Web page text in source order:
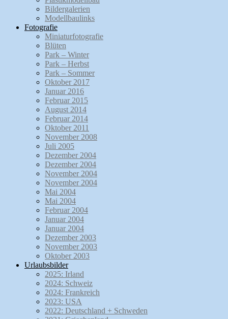
Bildergalerien
Modellbaulinks
Fotografie
Miniaturfotografie
Blüten
Park – Winter
Park – Herbst
Park – Sommer
Oktober 2017
Januar 2016
Februar 2015
August 2014
Februar 2014
Oktober 2011
November 2008
Juli 2005
Dezember 2004
Dezember 2004
November 2004
November 2004
Mai 2004
Mai 2004
Februar 2004
Januar 2004
Januar 2004
Dezember 2003
November 2003
Oktober 2003
Urlaubsbilder
2025: Irland
2024: Schweiz
2024: Frankreich
2023: USA
2022: Deutschland + Schweden